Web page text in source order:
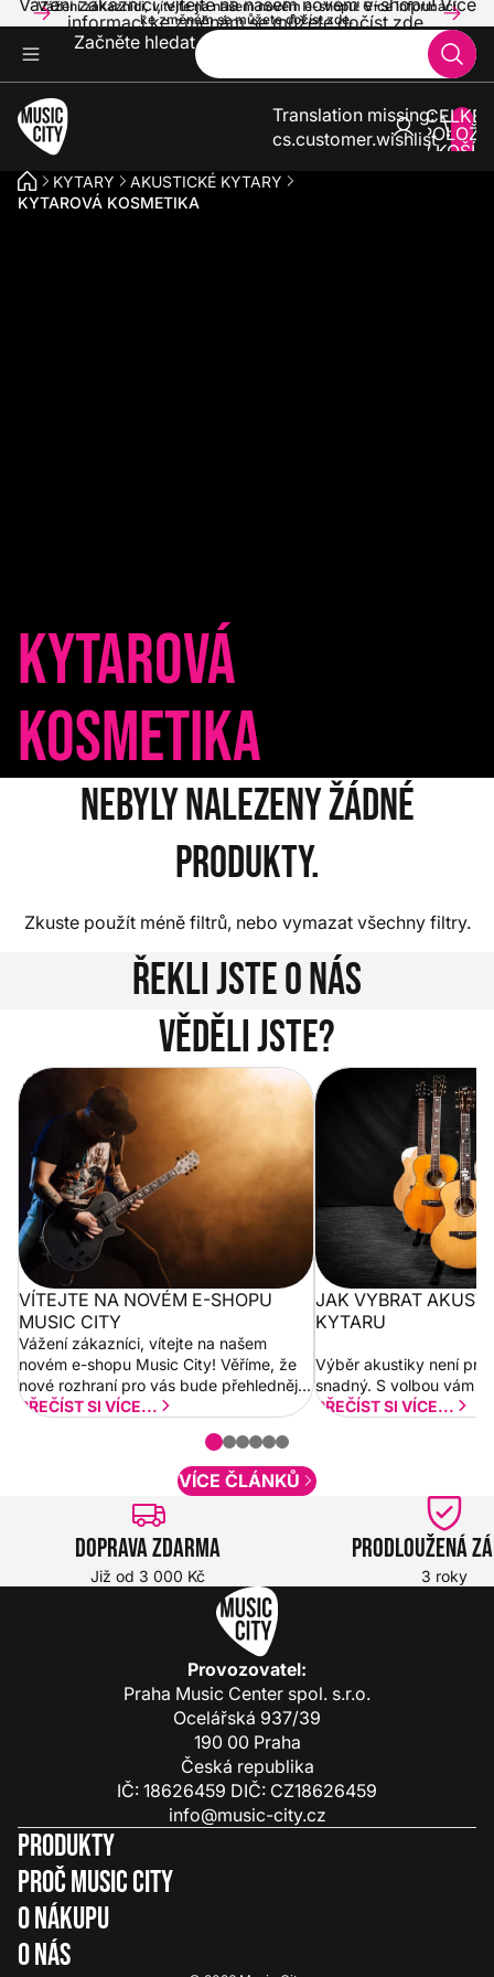
Vážení zákazníci, vítejte na našem novém e-shopu! Více informací
ke změnám se můžete dočíst zde.
Vážení zákazníci, vítejte na našem novém e-shopu! Více
informací ke změnám se můžete dočíst zde.
Začněte hledat
Translation missing:
cs.customer.wishlist
V
KYTARY
AKUSTICKÉ KYTARY
KYTAROVÁ KOSMETIKA
Kytarová
kosmetika
Nebyly nalezeny žádné
produkty.
Zkuste použít méně filtrů, nebo vymazat všechny filtry.
Řekli jste o nás
Věděli jste?
Vítejte na novém e-shopu Music
City
VÍTEJTE NA NOVÉM E-SHOPU
MUSIC CITY
Vážení zákazníci, vítejte na našem
novém e-shopu Music City! Věříme, že
nové rozhraní pro vás bude přehlednější
a rychlejší. Postupně budeme přidávat
PŘEČÍST SI VÍCE...
Jak vybrat
JAK VYBRAT
KYTARU
Výběr akustiky není pro
snadný. S volbou vám
PŘEČÍST SI VÍCE...
VÍCE ČLÁNKŮ
Doprava zdarma
Již od 3 000 Kč
Prodloužená
3 roky
Provozovatel:
Praha Music Center spol. s.r.o.
Ocelářská 937/39
190 00 Praha
Česká republika
IČ: 18626459 DIČ: CZ18626459
info@music-city.cz
Produkty
Proč Music City
O nákupu
O nás